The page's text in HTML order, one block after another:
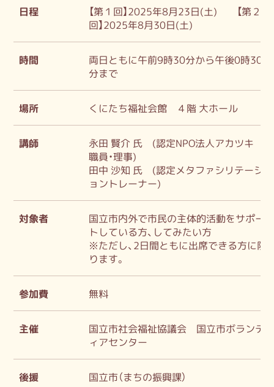
日程
【第１回】2025年8月23日(土) 【第２
回】2025年8月30日(土)
時間
両日ともに午前9時30分から午後0時30
分まで
場所 くにたち福祉会館 ４階 大ホール
講師
永田 賢介 氏 (認定NPO法人アカツキ
職員・理事)
田中 沙知 氏 (認定メタファシリテーシ
ョントレーナー)
対象者
国立市内外で市民の主体的活動をサポー
トしている方、してみたい方
※ただし、2日間ともに出席できる方に限
ります。
参加費 無料
主催
国立市社会福祉協議会 国立市ボランテ
ィアセンター
後援 国立市（まちの振興課）